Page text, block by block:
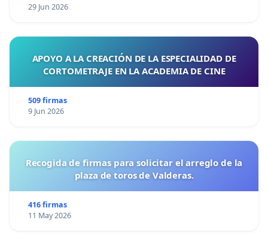
29 Jun 2026
APOYO A LA CREACIÓN DE LA ESPECIALIDAD DE
CORTOMETRAJE EN LA ACADEMIA DE CINE
509 firmas
9 Jun 2026
Recogida de firmas para solicitar el arreglo de la
plaza de toros de Valderas.
416 firmas
11 May 2026